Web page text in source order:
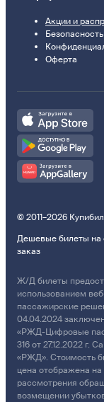
Акции и
Безопасность
Оферта
© 2011–2026
Дешевые билеты на
заказ
Ж/Д билеты
использованием
пассажирские
04.04.2024
«РЖД-Цифровые
316 от 27.12.2022 г.
«РЖД». Стоимость
цена отображена
рассмотрения
возмещении